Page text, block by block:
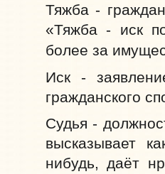
Тяжба -
«Тяжба - иск
более за
Иск -
гражданского
Судья -
высказывает
нибудь, даёт